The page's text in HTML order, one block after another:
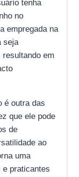
tenha
no
empregada na
seja
em
é outra das
que ele pode
de
ao
uma
e praticantes